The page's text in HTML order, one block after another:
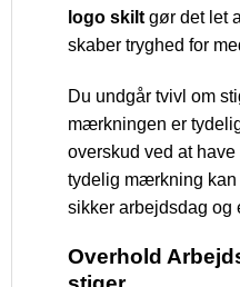
logo skilt gør det let
skaber tryghed for
Du undgår tvivl om
mærkningen er
overskud ved at
tydelig mærkning
sikker arbejdsdag og
Overhold